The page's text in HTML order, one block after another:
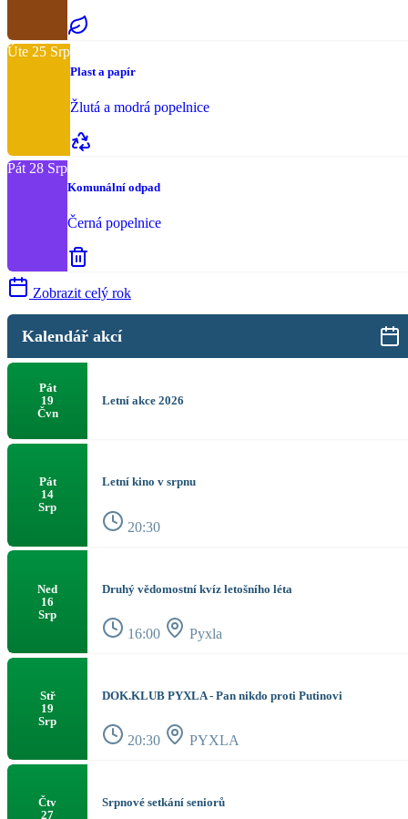
Úte 25 Srp
Plast a papír
Žlutá a modrá popelnice
Pát 28 Srp
Komunální odpad
Černá popelnice
Zobrazit celý rok
Kalendář akcí
Pát
19
Čvn
Letní akce 2026
Pát
14
Srp
Letní kino v srpnu
20:30
Ned
16
Srp
Druhý vědomostní kvíz letošního léta
16:00 Pyxla
Stř
19
Srp
DOK.KLUB PYXLA - Pan nikdo proti Putinovi
20:30 PYXLA
Čtv
27
Srpnové setkání seniorů